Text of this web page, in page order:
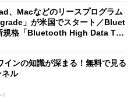
、Macなどのリースプログラム
」が米国でスタート／Bluet
規格「Bluetooth High Data Thr
インの知識が深まる！無料で見る
ネル